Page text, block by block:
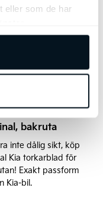
eller som de har
Lägg till i varukorg
bakruta
inte dålig sikt, köp
Kia torkarblad för
Exakt passform
Kia-bil.